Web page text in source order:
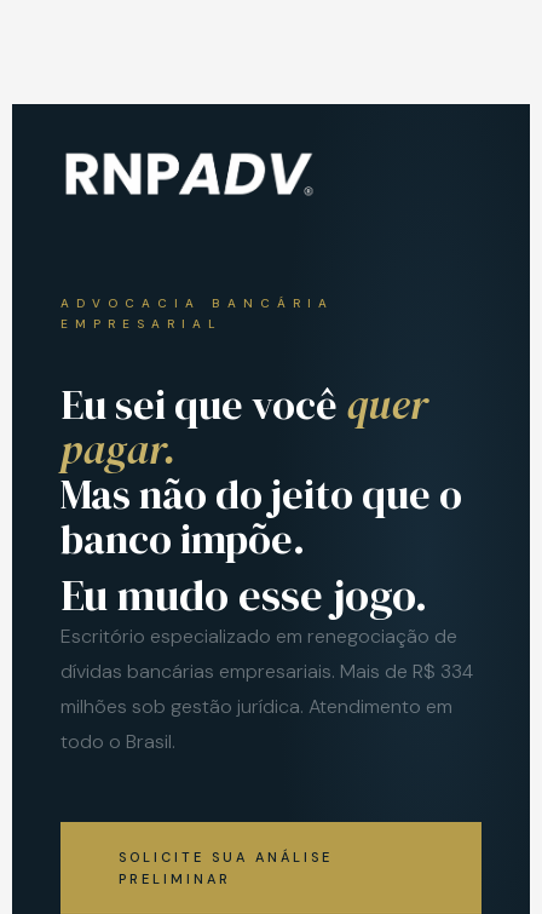
ADVOCACIA BANCÁRIA
EMPRESARIAL
Eu sei que vocêquer
pagar.
Mas não do jeito que o
banco impõe.
Eu mudo esse jogo.
Escritório especializado em renegociação de
dívidas bancárias empresariais. Mais de R$ 334
milhões sob gestão jurídica. Atendimento em
todo o Brasil.
SOLICITE SUA ANÁLISE
PRELIMINAR